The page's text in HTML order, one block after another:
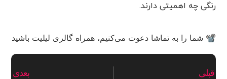
رنگی چه اهمیتی دارند.
📽 شما را به تماشا دعوت می‌کنیم، همراه گالری لیلیت باشید
قبلی بعدی